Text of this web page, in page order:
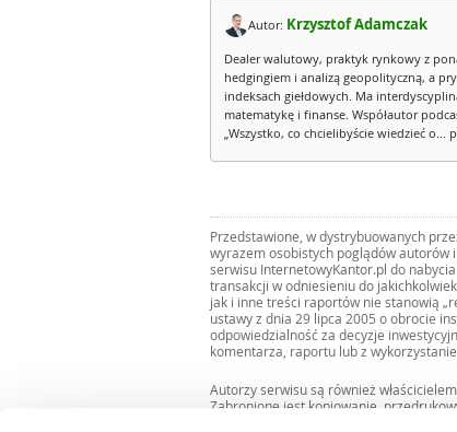
Autor: Krzysztof Adamczak
Dealer walutowy, praktyk rynkowy z
hedgingiem i analizą geopolityczną, a
indeksach giełdowych. Ma
matematykę i finanse. Współautor
„Wszystko, co chcielibyście wiedzieć o...
Przedstawione, w dystrybuowanych
wyrazem osobistych poglądów
serwisu InternetowyKantor.pl do
transakcji w odniesieniu do
jak i inne treści raportów nie stanowią
ustawy z dnia 29 lipca 2005 o obrocie
odpowiedzialność za decyzje
komentarza, raportu lub z
Autorzy serwisu są również
Zabronione jest kopiowanie,